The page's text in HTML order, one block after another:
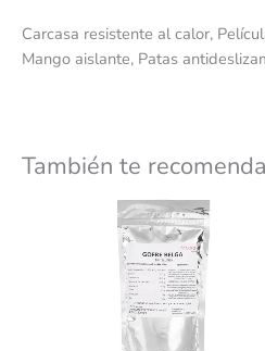
Carcasa resistente al calor,
Mango aislante, Patas
También te